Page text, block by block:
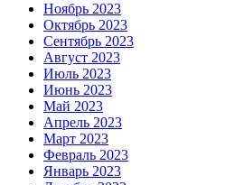
Ноябрь 2023
Октябрь 2023
Сентябрь 2023
Август 2023
Июль 2023
Июнь 2023
Май 2023
Апрель 2023
Март 2023
Февраль 2023
Январь 2023